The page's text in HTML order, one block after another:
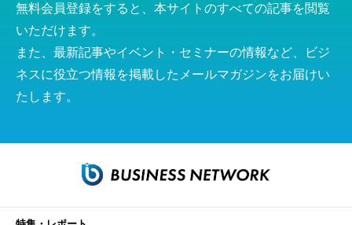
無料会員登録をすると、本サイトのすべての記事を閲覧
いただけます。
また、最新記事やイベント・セミナーの情報など、ビジ
ネスに役立つ情報を掲載したメールマガジンをお届けい
たします。